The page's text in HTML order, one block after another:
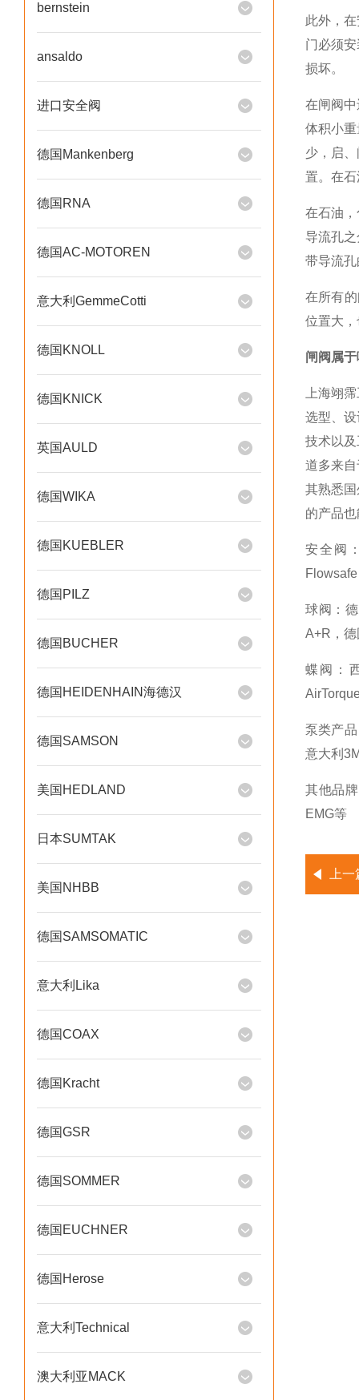
bernstein
ansaldo
进口安全阀
德国Mankenberg
德国RNA
德国AC-MOTOREN
意大利GemmeCotti
德国KNOLL
德国KNICK
英国AULD
德国WIKA
德国KUEBLER
德国PILZ
德国BUCHER
德国HEIDENHAIN海德汉
德国SAMSON
美国HEDLAND
日本SUMTAK
美国NHBB
德国SAMSOMATIC
意大利Lika
德国COAX
德国Kracht
德国GSR
德国SOMMER
德国EUCHNER
德国Herose
意大利Technical
澳大利亚MACK
此外，
门必须
损坏。
在闸阀
体积小
少，启
置。在
在石油
导流孔
带导流
在所有
位置大
闸阀属
上海翊
选型、
技术以
道多来
其熟悉
的产品
安全阀
球阀：
A+R，
蝶阀：
泵类产
意大利
其他品
EMG等
上